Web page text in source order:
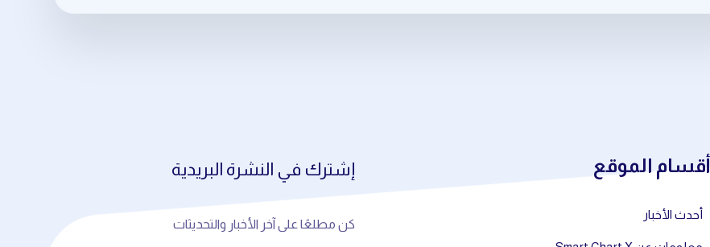
أقسام الموقع
أحدث الأخبار
إشترك في النشرة البريدية
كن مطلعًا على آخر الأخبار والتحديثات